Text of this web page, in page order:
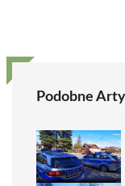
Podobne